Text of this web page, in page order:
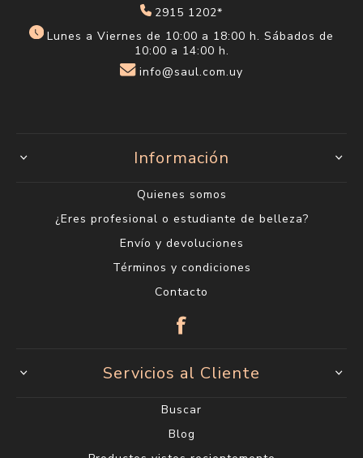
2915 1202*
Lunes a Viernes de 10:00 a 18:00 h. Sábados de
10:00 a 14:00 h.
info@saul.com.uy
Información
Quienes somos
¿Eres profesional o estudiante de belleza?
Envío y devoluciones
Términos y condiciones
Contacto
Servicios al Cliente
Buscar
Blog